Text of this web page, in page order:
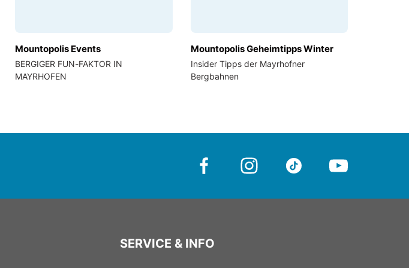
Mountopolis Events
BERGIGER FUN-FAKTOR IN
MAYRHOFEN
Mountopolis Geheimtipps Winter
Insider Tipps der Mayrhofner
Bergbahnen
SERVICE & INFO